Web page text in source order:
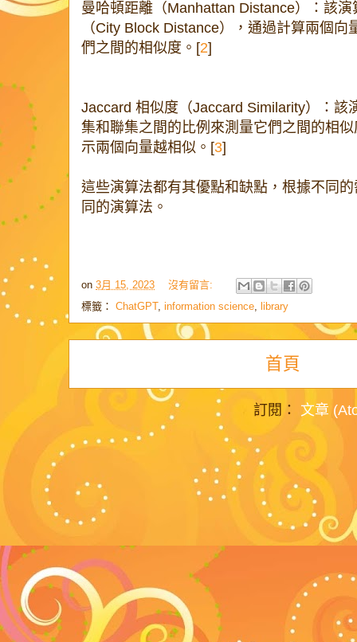
曼哈頓距離（Manhattan Distance）：該
（City Block Distance），通過計算兩個
們之間的相似度。[2]
Jaccard 相似度（Jaccard Similarity）：該
集和聯集之間的比例來測量它們之間的相
示兩個向量越相似。[3]
這些演算法都有其優點和缺點，根據不同
同的演算法。
on 3月 15, 2023
沒有留言:
標籤： ChatGPT, information science library
首頁
訂閱： 文章